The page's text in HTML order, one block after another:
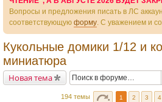
Вопросы и предложения писать в ЛС
соответствующую форму. С уважением и
Кукольные домики 1/12 и
миниатюра
Новая тема
194 темы 1 2 3 4